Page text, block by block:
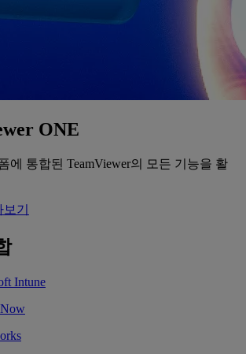
ONE
에 통합된 TeamViewer의 모든 기능을 활
기
Intune